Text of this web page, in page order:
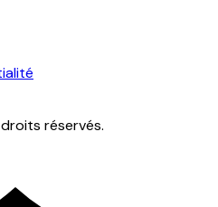
réservés.